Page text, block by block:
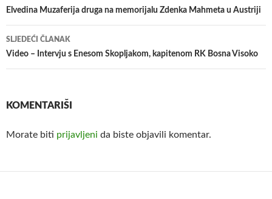
članaka
Elvedina Muzaferija druga na memorijalu Zdenka Mahmeta u Austriji
SLJEDEĆI ČLANAK
Video – Intervju s Enesom Skopljakom, kapitenom RK Bosna Visoko
KOMENTARIŠI
Morate biti prijavljeni da biste objavili komentar.